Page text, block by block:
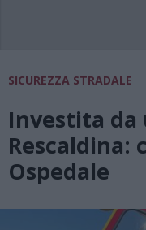
SICUREZZA STRADALE
Investita da
Rescaldina:
Ospedale